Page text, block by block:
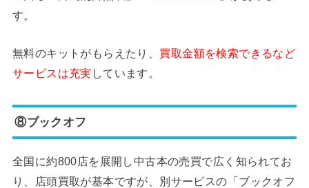
す。
無料のキットがもらえたり、 買取金額を検索できるなど
サービスは充実 しています。
⑧ブックオフ
全国に約800店を展開し中古本の売買で広く知られてお
り、店頭買取が基本ですが、別サービスの「ブックオフ